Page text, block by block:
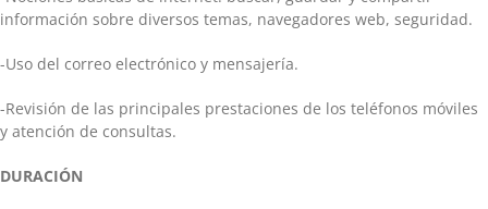
información sobre diversos temas, navegadores web, seguridad.
-Uso del correo electrónico y mensajería.
-Revisión de las principales prestaciones de los teléfonos móviles
y atención de consultas.
DURACIÓN